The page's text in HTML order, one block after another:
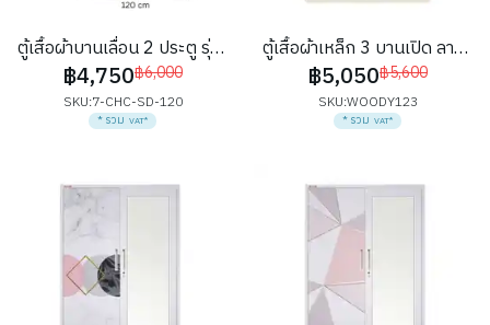
ตู้เสื้อผ้าบานเลื่อน 2 ประตู รุ่น
ชาร์โคล฿4,750฿6,000
SKU:7-CHC-SD-120
* รวม VAT*
ตู้เสื้อผ้าเหล็ก 3 บานเปิด ลาย
WOODY฿5,050฿5,600
SKU:WOODY123
* รวม VAT*